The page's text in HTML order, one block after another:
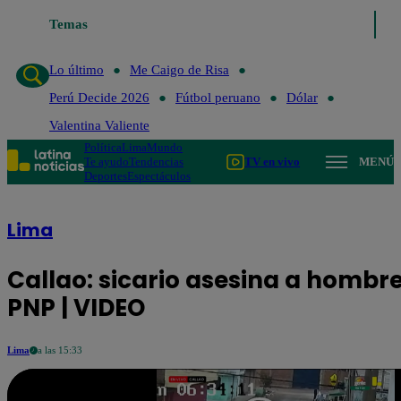
Temas
Lo último Me Caigo de Risa
Lo último
Me Caigo de Risa
Perú Decide 2026
Fútbol peruano
Dólar
Valentina Valiente
PolíticaLimaMundo
Te ayudoTendencias
DeportesEspectáculos
TV en vivo MENÚ
Lima
Callao: sicario asesina a
PNP | VIDEO
Lima a las 15:33